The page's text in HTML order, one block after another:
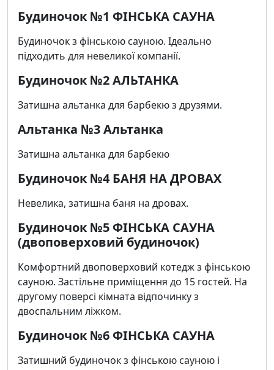
Будиночок №1 ФІНСЬКА САУНА
Будиночок з фінською сауною. Ідеально
підходить для невеликої компанії.
Будиночок №2 АЛЬТАНКА
Затишна альтанка для барбекю з друзями.
Альтанка №3 Альтанка
Затишна альтанка для барбекю
Будиночок №4 БАНЯ НА ДРОВАХ
Невелика, затишна баня на дровах.
Будиночок №5 ФІНСЬКА САУНА
(двоповерховий будиночок)
Комфортний двоповерховий котедж з фінською
сауною. Застільне приміщення до 15 гостей. На
другому поверсі кімната відпочинку з
двоспальним ліжком.
Будиночок №6 ФІНСЬКА САУНА
Затишний будиночок з фінською сауною і